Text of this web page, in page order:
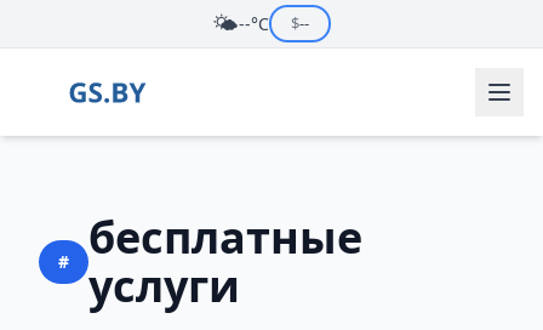
🌤️--°C $--
#
бесплатные
услуги